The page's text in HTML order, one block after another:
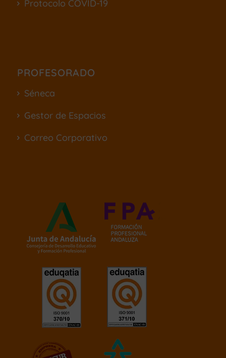
Protocolo COVID-19
PROFESORADO
Séneca
Gestor de Espacios
Correo Corporativo